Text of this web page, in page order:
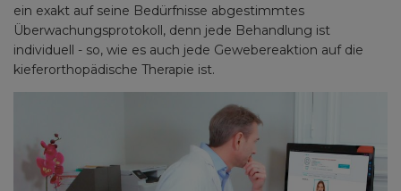
ein exakt auf seine Bedürfnisse abgestimmtes
Überwachungsprotokoll, denn jede Behandlung ist
individuell - so, wie es auch jede Gewebereaktion auf die
kieferorthopädische Therapie ist.